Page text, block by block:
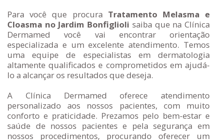
Para você que procura Tratamento Melasma e
Cloasma no Jardim Bonfiglioli saiba que na Clínica
Dermamed você vai encontrar orientação
especializada e um excelente atendimento. Temos
uma equipe de especialistas em dermatologia
altamente qualificados e comprometidos em ajudá-
lo a alcançar os resultados que deseja.
A Clínica Dermamed oferece atendimento
personalizado aos nossos pacientes, com muito
conforto e praticidade. Prezamos pelo bem-estar e
saúde de nossos pacientes e pela segurança em
nossos procedimentos, procurando oferecer um